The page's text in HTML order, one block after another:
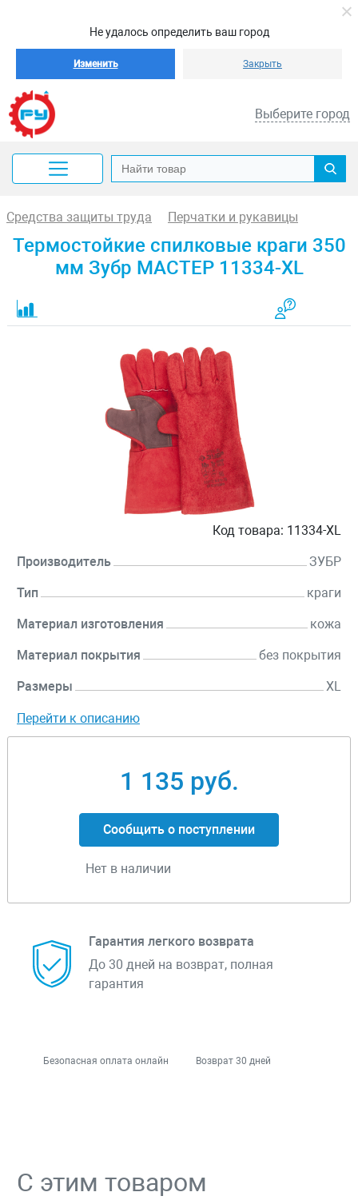
Не удалось определить ваш город
Изменить Закрыть
Выберите город
Средства защиты труда Перчатки и рукавицы
Термостойкие спилковые краги 350
мм Зубр МАСТЕР 11334-XL
Код товара: 11334-XL
Производитель ЗУБР
Тип краги
Материал изготовления кожа
Материал покрытия без покрытия
Размеры XL
Перейти к описанию
1 135 руб.
Сообщить о поступлении
Нет в наличии
Гарантия легкого возврата
До 30 дней на возврат, полная
гарантия
Безопасная оплата онлайн Возврат 30 дней
С этим товаром